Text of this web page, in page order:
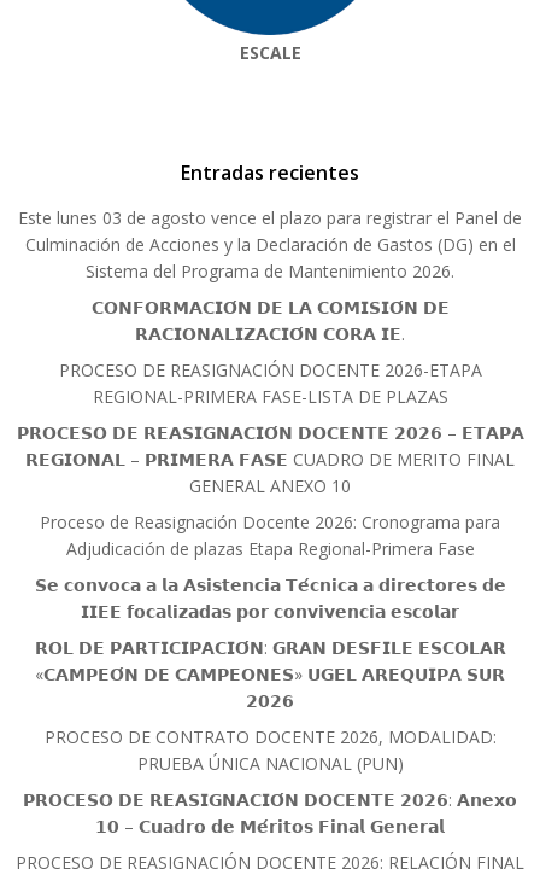
ESCALE
Entradas recientes
Este lunes 03 de agosto vence el plazo para registrar el Panel de
Culminación de Acciones y la Declaración de Gastos (DG) en el
Sistema del Programa de Mantenimiento 2026.
𝗖𝗢𝗡𝗙𝗢𝗥𝗠𝗔𝗖𝗜𝗢́𝗡 𝗗𝗘 𝗟𝗔 𝗖𝗢𝗠𝗜𝗦𝗜𝗢́𝗡 𝗗𝗘
𝗥𝗔𝗖𝗜𝗢𝗡𝗔𝗟𝗜𝗭𝗔𝗖𝗜𝗢́𝗡 𝗖𝗢𝗥𝗔 𝗜𝗘.
PROCESO DE REASIGNACIÓN DOCENTE 2026-ETAPA
REGIONAL-PRIMERA FASE-LISTA DE PLAZAS
𝗣𝗥𝗢𝗖𝗘𝗦𝗢 𝗗𝗘 𝗥𝗘𝗔𝗦𝗜𝗚𝗡𝗔𝗖𝗜𝗢́𝗡 𝗗𝗢𝗖𝗘𝗡𝗧𝗘 𝟮𝟬𝟮𝟲 – 𝗘𝗧𝗔𝗣𝗔
𝗥𝗘𝗚𝗜𝗢𝗡𝗔𝗟 – 𝗣𝗥𝗜𝗠𝗘𝗥𝗔 𝗙𝗔𝗦𝗘 CUADRO DE MERITO FINAL
GENERAL ANEXO 10
Proceso de Reasignación Docente 2026: Cronograma para
Adjudicación de plazas Etapa Regional-Primera Fase
𝗦𝗲 𝗰𝗼𝗻𝘃𝗼𝗰𝗮 𝗮 𝗹𝗮 𝗔𝘀𝗶𝘀𝘁𝗲𝗻𝗰𝗶𝗮 𝗧𝗲́𝗰𝗻𝗶𝗰𝗮 𝗮 𝗱𝗶𝗿𝗲𝗰𝘁𝗼𝗿𝗲𝘀 𝗱𝗲
𝗜𝗜𝗘𝗘 𝗳𝗼𝗰𝗮𝗹𝗶𝘇𝗮𝗱𝗮𝘀 𝗽𝗼𝗿 𝗰𝗼𝗻𝘃𝗶𝘃𝗲𝗻𝗰𝗶𝗮 𝗲𝘀𝗰𝗼𝗹𝗮𝗿
𝗥𝗢𝗟 𝗗𝗘 𝗣𝗔𝗥𝗧𝗜𝗖𝗜𝗣𝗔𝗖𝗜𝗢́𝗡: 𝗚𝗥𝗔𝗡 𝗗𝗘𝗦𝗙𝗜𝗟𝗘 𝗘𝗦𝗖𝗢𝗟𝗔𝗥
«𝗖𝗔𝗠𝗣𝗘𝗢́𝗡 𝗗𝗘 𝗖𝗔𝗠𝗣𝗘𝗢𝗡𝗘𝗦» 𝗨𝗚𝗘𝗟 𝗔𝗥𝗘𝗤𝗨𝗜𝗣𝗔 𝗦𝗨𝗥
𝟮𝟬𝟮𝟲
PROCESO DE CONTRATO DOCENTE 2026, MODALIDAD:
PRUEBA ÚNICA NACIONAL (PUN)
𝗣𝗥𝗢𝗖𝗘𝗦𝗢 𝗗𝗘 𝗥𝗘𝗔𝗦𝗜𝗚𝗡𝗔𝗖𝗜𝗢́𝗡 𝗗𝗢𝗖𝗘𝗡𝗧𝗘 𝟮𝟬𝟮𝟲: 𝗔𝗻𝗲𝘅𝗼
𝟭𝟬 – 𝗖𝘂𝗮𝗱𝗿𝗼 𝗱𝗲 𝗠𝗲́𝗿𝗶𝘁𝗼𝘀 𝗙𝗶𝗻𝗮𝗹 𝗚𝗲𝗻𝗲𝗿𝗮𝗹
PROCESO DE REASIGNACIÓN DOCENTE 2026: RELACIÓN FINAL